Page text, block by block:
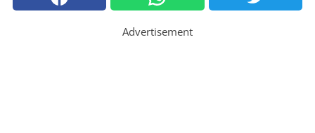
Advertisement